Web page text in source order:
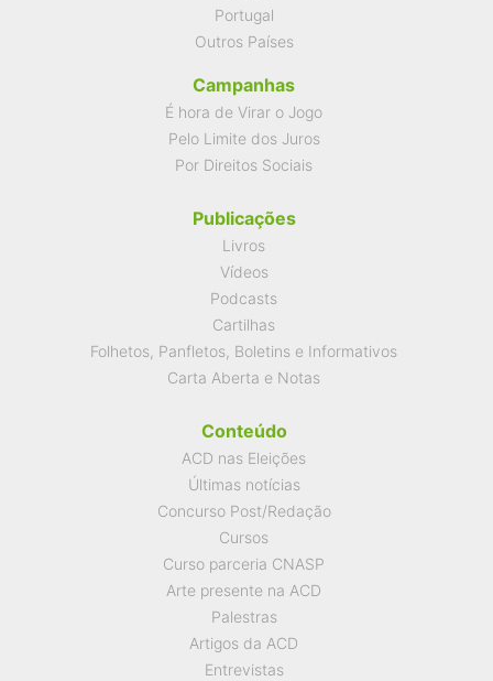
Portugal
Outros Países
Campanhas
É hora de Virar o Jogo
Pelo Limite dos Juros
Por Direitos Sociais
Publicações
Livros
Vídeos
Podcasts
Cartilhas
Folhetos, Panfletos, Boletins e Informativos
Carta Aberta e Notas
Conteúdo
ACD nas Eleições
Últimas notícias
Concurso Post/Redação
Cursos
Curso parceria CNASP
Arte presente na ACD
Palestras
Artigos da ACD
Entrevistas